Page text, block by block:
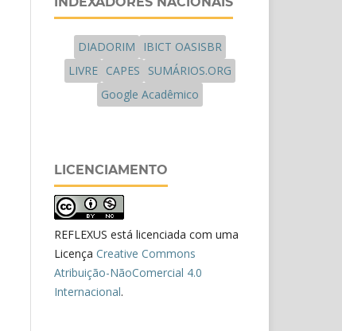
DIADORIM
IBICT OASISBR
LIVRE
CAPES
SUMÁRIOS.ORG
Google Acadêmico
LICENCIAMENTO
REFLEXUS está licenciada com uma
Licença Creative Commons
Atribuição-NãoComercial 4.0
Internacional.